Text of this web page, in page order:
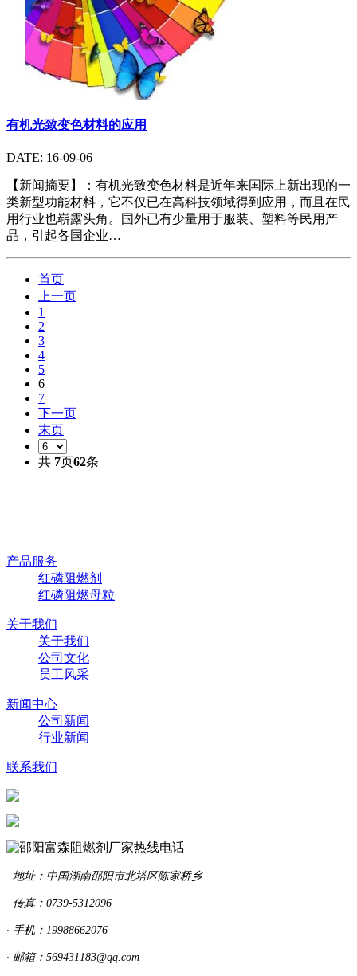
有机光致变色材料的应用
DATE: 16-09-06
【新闻摘要】：有机光致变色材料是近年来国际上新出现的一
类新型功能材料，它不仅已在高科技领域得到应用，而且在民
用行业也崭露头角。国外已有少量用于服装、塑料等民用产
品，引起各国企业…
首页
上一页
1
2
3
4
5
6
7
下一页
末页
共 7页62条
产品服务
红磷阻燃剂
红磷阻燃母粒
关于我们
关于我们
公司文化
员工风采
新闻中心
公司新闻
行业新闻
联系我们
· 地址：中国湖南邵阳市北塔区陈家桥乡
· 传真：0739-5312096
· 手机：19988662076
· 邮箱：569431183@qq.com